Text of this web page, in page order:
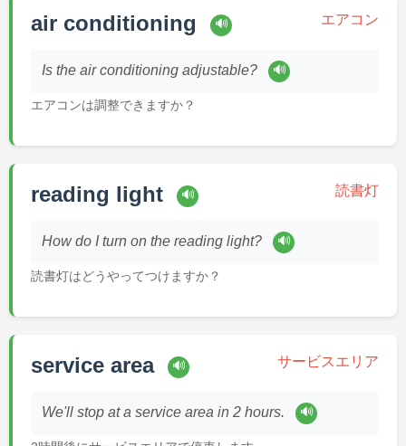
air conditioning 🔊 エアコン
Is the air conditioning adjustable? 🔊
エアコンは調整できますか？
reading light 🔊 読書灯
How do I turn on the reading light? 🔊
読書灯はどうやってつけますか？
service area 🔊 サービスエリア
We'll stop at a service area in 2 hours. 🔊